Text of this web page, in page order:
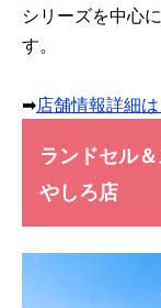
シリーズを中心
す。
➡店舗情報詳細
ランドセル
やしろ店